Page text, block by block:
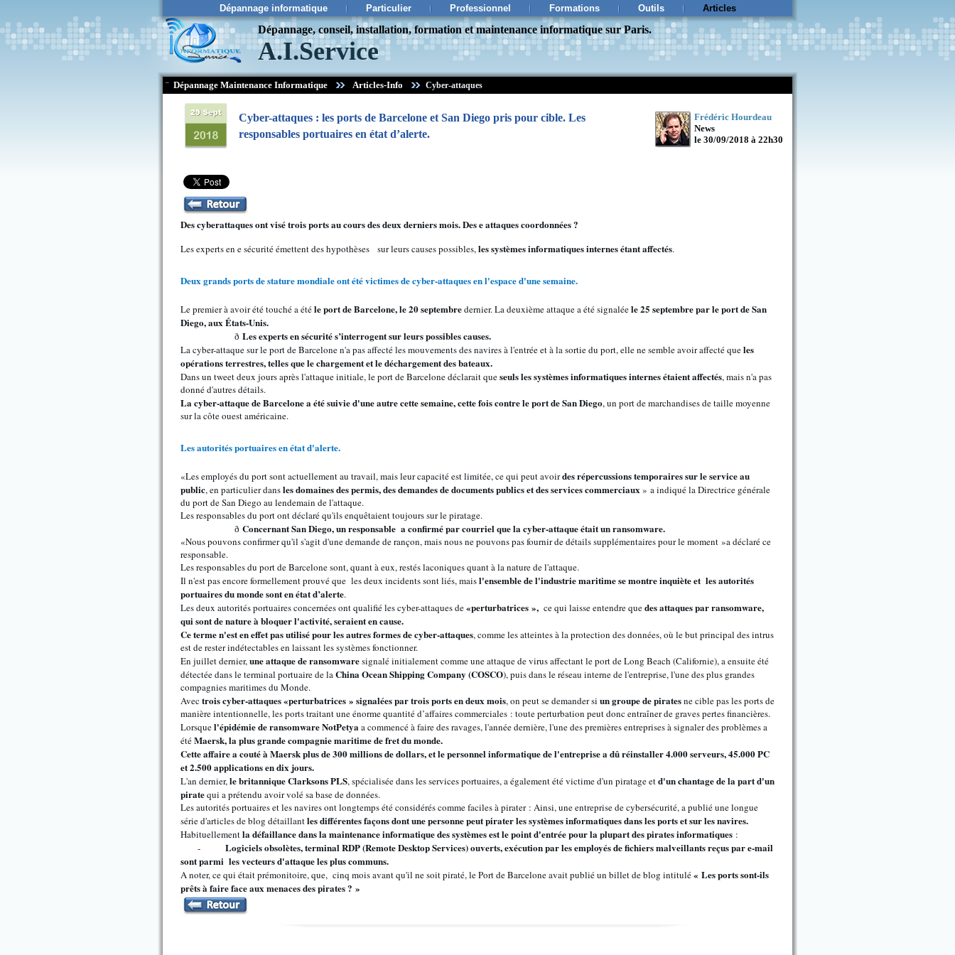
Dépannage informatique Particulier Professionnel Formations Outils Articles
Dépannage, conseil, installation, formation et maintenance informatique sur Paris.
A.I.Service
¨ Dépannage Maintenance Informatique Articles-Info Cyber-attaques
Cyber-attaques : les ports de Barcelone et San Diego pris pour cible. Les
responsables portuaires en état d’alerte.
Frédéric Hourdeau
News
le 30/09/2018 à 22h30
Des cyberattaques ont visé trois ports au cours des deux derniers mois. Des e attaques coordonnées ?
Les experts en e sécurité émettent des hypothèses sur leurs causes possibles,les systèmes informatiques internes étant affectés.
Deux grands ports de stature mondiale ont été victimes de cyber-attaques en l'espace d'une semaine.
Le premier à avoir été touché a étéle port de Barcelone, le 20 septembredernier. La deuxième attaque a été signaléele 25 septembre par le port de San
Diego, aux États-Unis.
ð Les experts en sécurité s’interrogent sur leurs possibles causes.
La cyber-attaque sur le port de Barcelone n'a pas affecté les mouvements des navires à l'entrée et à la sortie du port, elle ne semble avoir affecté queles
opérations terrestres, telles que le chargement et le déchargement des bateaux.
Dans un tweet deux jours après l'attaque initiale, le port de Barcelone déclarait queseuls les systèmes informatiques internes étaient affectés, mais n'a pas
donné d'autres détails.
La cyber-attaque de Barcelone a été suivie d'une autre cette semaine, cette fois contre le port de San Diego, un port de marchandises de taille moyenne
sur la côte ouest américaine.
Les autorités portuaires en état d'alerte.
«Les employés du port sont actuellement au travail, mais leur capacité est limitée, ce qui peut avoirdes répercussions temporaires sur le service au
public, en particulier dansles domaines des permis, des demandes de documents publics et des services commerciaux» a indiqué la Directrice générale
du port de San Diego au lendemain de l'attaque.
Les responsables du port ont déclaré qu'ils enquêtaient toujours sur le piratage.
ð Concernant San Diego, un responsable a confirmé par courriel que la cyber-attaque était un ransomware.
«Nous pouvons confirmer qu'il s'agit d'une demande de rançon, mais nous ne pouvons pas fournir de détails supplémentaires pour le moment »a déclaré ce
responsable.
Les responsables du port de Barcelone sont, quant à eux, restés laconiques quant à la nature de l'attaque.
Il n'est pas encore formellement prouvé que les deux incidents sont liés, maisl'ensemble de l'industrie maritime se montre inquiète et les autorités
portuaires du monde sont en état d’alerte.
Les deux autorités portuaires concernées ont qualifié les cyber-attaques de«perturbatrices », ce qui laisse entendre quedes attaques par ransomware,
qui sont de nature à bloquer l'activité, seraient en cause.
Ce terme n'est en effet pas utilisé pour les autres formes de cyber-attaques, comme les atteintes à la protection des données, où le but principal des intrus
est de rester indétectables en laissant les systèmes fonctionner.
En juillet dernier,une attaque de ransomwaresignalé initialement comme une attaque de virus affectant le port de Long Beach (Californie), a ensuite été
détectée dans le terminal portuaire de laChina Ocean Shipping Company (COSCO), puis dans le réseau interne de l'entreprise, l'une des plus grandes
compagnies maritimes du Monde.
Avec trois cyber-attaques «perturbatrices » signalées par trois ports en deux mois, on peut se demander si un groupe de piratesne cible pas les ports de
manière intentionnelle, les ports traitant une énorme quantité d’affaires commerciales : toute perturbation peut donc entraîner de graves pertes financières.
Lorsquel'épidémie de ransomware NotPetyaa commencé à faire des ravages, l'année dernière, l'une des premières entreprises à signaler des problèmes a
étéMaersk, la plus grande compagnie maritime de fret du monde.
Cette affaire a couté à Maersk plus de 300 millions de dollars, et le personnel informatique de l'entreprise a dû réinstaller 4.000 serveurs, 45.000 PC
et 2.500 applications en dix jours.
L'an dernier,le britannique Clarksons PLS, spécialisée dans les services portuaires, a également été victime d'un piratage etd'un chantage de la part d'un
piratequi a prétendu avoir volé sa base de données.
Les autorités portuaires et les navires ont longtemps été considérés comme faciles à pirater : Ainsi, une entreprise de cybersécurité, a publié une longue
série d'articles de blog détaillantles différentes façons dont une personne peut pirater les systèmes informatiques dans les ports et sur les navires.
Habituellementla défaillance dans la maintenance informatique des systèmes est le point d'entrée pour la plupart des pirates informatiques :
- Logiciels obsolètes, terminal RDP (Remote Desktop Services) ouverts, exécution par les employés de fichiers malveillants reçus par e-mail
sont parmi les vecteurs d'attaque les plus communs.
A noter, ce qui était prémonitoire, que, cinq mois avant qu'il ne soit piraté, le Port de Barcelone avait publié un billet de blog intitulé« Les ports sont-ils
prêts à faire face aux menaces des pirates ? »